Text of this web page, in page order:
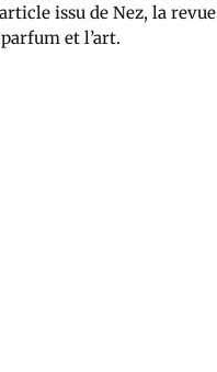
issu de Nez, la revue
et l’art.